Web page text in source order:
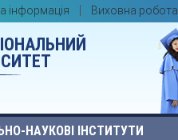
інформація Виховна робота
НАУКОВІ ІНСТИТУТИ